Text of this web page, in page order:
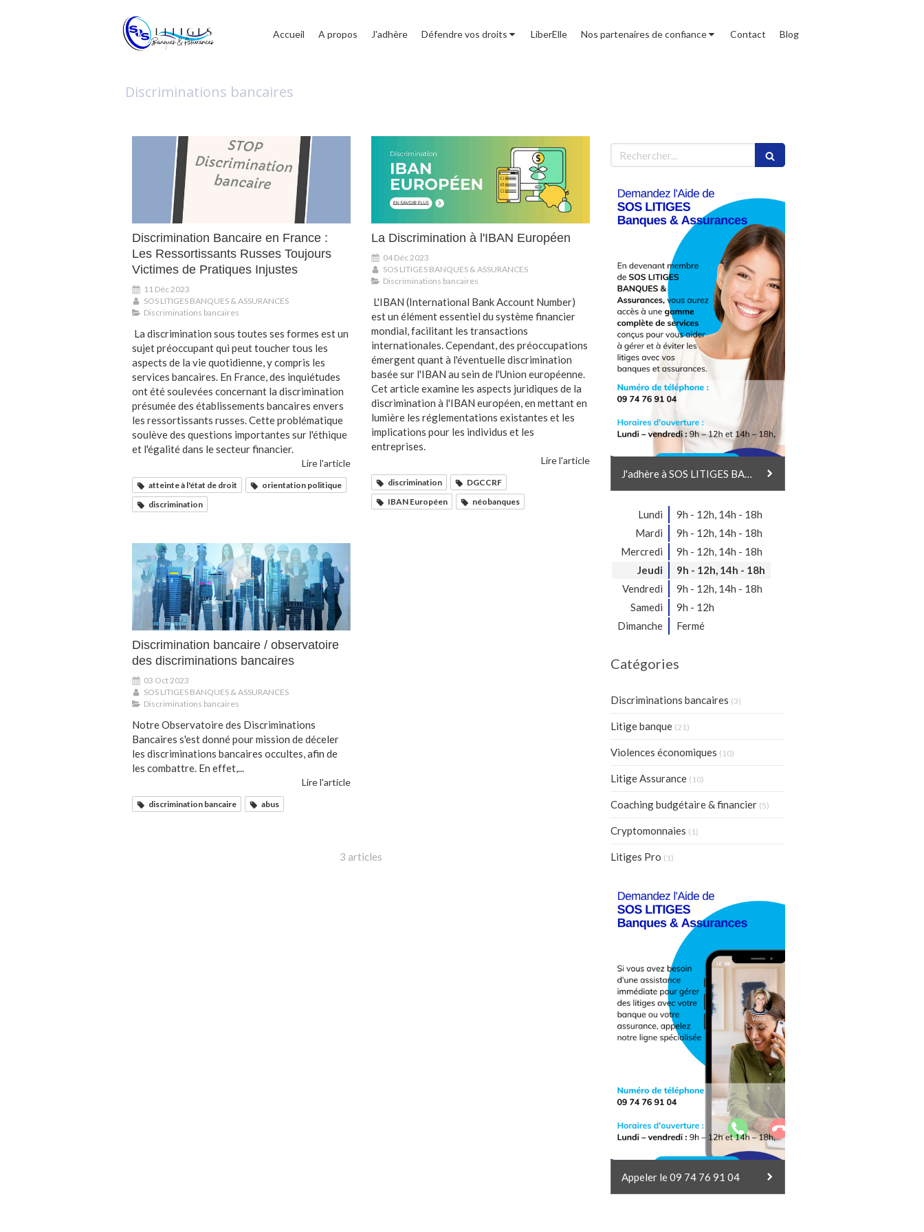
Accueil A propos J'adhère Défendre vos droits LiberElle Nos partenaires de confiance Contact Blog
Discriminations bancaires
Discrimination Bancaire en France :
Les Ressortissants Russes Toujours
Victimes de Pratiques Injustes
11 Déc 2023
SOS LITIGES BANQUES & ASSURANCES
Discriminations bancaires
La discrimination sous toutes ses formes est un
sujet préoccupant qui peut toucher tous les
aspects de la vie quotidienne, y compris les
services bancaires. En France, des inquiétudes
ont été soulevées concernant la discrimination
présumée des établissements bancaires envers
les ressortissants russes. Cette problématique
soulève des questions importantes sur l'éthique
et l'égalité dans le secteur financier.
Lire l'article
atteinte à l'état de droit
orientation politique
discrimination
La Discrimination à l'IBAN Européen
04 Déc 2023
SOS LITIGES BANQUES & ASSURANCES
Discriminations bancaires
L'IBAN (International Bank Account Number)
est un élément essentiel du système financier
mondial, facilitant les transactions
internationales. Cependant, des préoccupations
émergent quant à l'éventuelle discrimination
basée sur l'IBAN au sein de l'Union européenne.
Cet article examine les aspects juridiques de la
discrimination à l'IBAN européen, en mettant en
lumière les réglementations existantes et les
implications pour les individus et les
entreprises.
Lire l'article
discrimination
DGCCRF
IBAN Européen
néobanques
Discrimination bancaire / observatoire
des discriminations bancaires
03 Oct 2023
SOS LITIGES BANQUES & ASSURANCES
Discriminations bancaires
Notre Observatoire des Discriminations
Bancaires s'est donné pour mission de déceler
les discriminations bancaires occultes, afin de
les combattre. En effet,...
Lire l'article
discrimination bancaire abus
3 articles
Rechercher
J'adhère à SOS LITIGES BANQUES & ASSURANCES
Lundi 9h - 12h, 14h - 18h
Mardi
9h - 12h, 14h - 18h
Mercredi
9h - 12h, 14h - 18h
Jeudi
9h - 12h, 14h - 18h
Vendredi
9h - 12h, 14h - 18h
Samedi
9h - 12h
Dimanche
Fermé
Catégories
Discriminations bancaires (3)
Litige banque (21)
Violences économiques (10)
Litige Assurance (10)
Coaching budgétaire & financier (5)
Cryptomonnaies (1)
Litiges Pro (1)
Appeler le 09 74 76 91 04